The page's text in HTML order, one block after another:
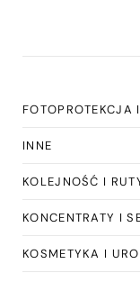
FOTOPROTEKCJA
INNE
KOLEJNOŚĆ I
KONCENTRATY I
KOSMETYKA I